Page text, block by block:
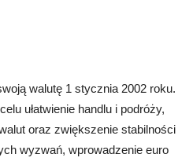
walutę 1 stycznia 2002 roku.
ułatwienie handlu i podróży,
oraz zwiększenie stabilności
wyzwań, wprowadzenie euro